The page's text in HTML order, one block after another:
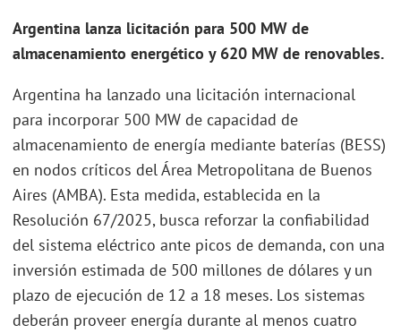
Argentina lanza licitación para 500 MW de
almacenamiento energético y 620 MW de renovables.
Argentina ha lanzado una licitación internacional
para incorporar 500 MW de capacidad de
almacenamiento de energía mediante baterías (BESS)
en nodos críticos del Área Metropolitana de Buenos
Aires (AMBA). Esta medida, establecida en la
Resolución 67/2025, busca reforzar la confiabilidad
del sistema eléctrico ante picos de demanda, con una
inversión estimada de 500 millones de dólares y un
plazo de ejecución de 12 a 18 meses. Los sistemas
deberán proveer energía durante al menos cuatro